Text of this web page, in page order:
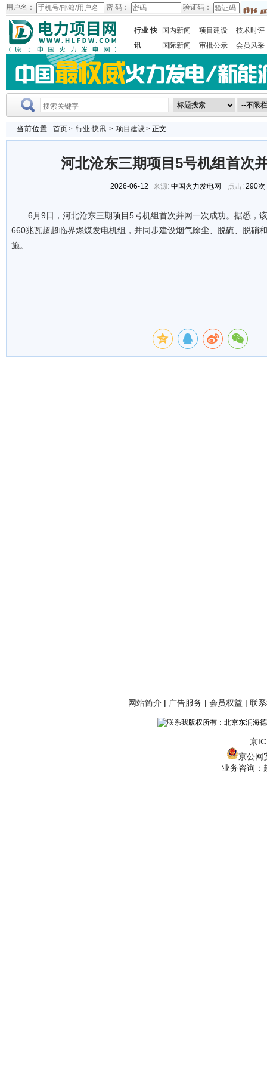
用户名： 密 码： 验证码：
行业 快
讯
国内新闻 项目建设
技术时评
国际新闻
审批公示 会员风采
当前位置: 首页> 行业 快讯 > 项目建设> 正文
河北沧东三期项目5号机组首次
2026-06-12 来源: 中国火力发电网 点击: 290次
6月9日，河北沧东三期项目5号机组首次并网一次成功。据悉，
660兆瓦超超临界燃煤发电机组，并同步建设烟气除尘、脱硫、脱硝
施。
网站简介 | 广告服务 | 会员权益 | 联
版权所有：北京东润海
京
京公网
业务咨询：